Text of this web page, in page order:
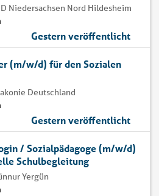
Niedersachsen Nord Hildesheim
Gestern veröffentlicht
(m/w/d) für den Sozialen
Deutschland
Gestern veröffentlicht
/ Sozialpädagoge (m/w/d)
Schulbegleitung
Yergün